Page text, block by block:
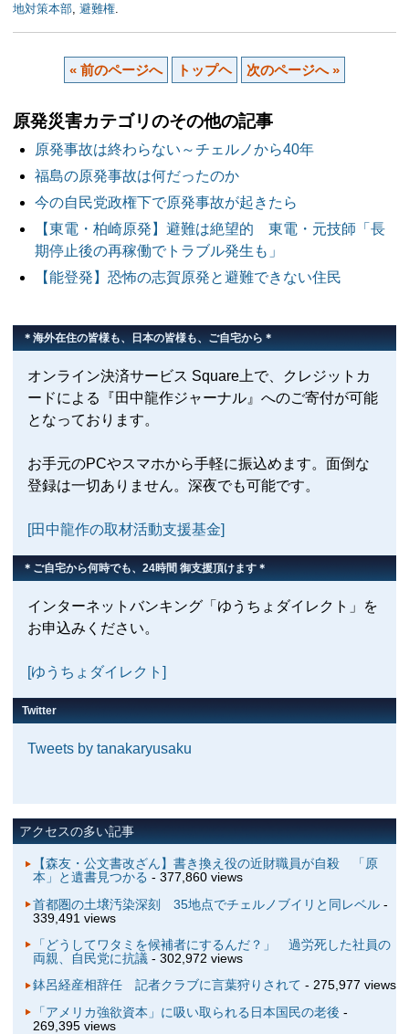
地対策本部 避難権
« 前のページへ トップヘ 次のページへ »
原発災害カテゴリのその他の記事
原発事故は終わらない～チェルノから40年
福島の原発事故は何だったのか
今の自民党政権下で原発事故が起きたら
【東電・柏崎原発】避難は絶望的 東電・元技師「長
期停止後の再稼働でトラブル発生も」
【能登発】恐怖の志賀原発と避難できない住民
＊海外在住の皆様も、日本の皆様も、ご自宅から＊
オンライン決済サービス Square上で、クレジットカ
ードによる『田中龍作ジャーナル』へのご寄付が可能
となっております。
お手元のPCやスマホから手軽に振込めます。面倒な
登録は一切ありません。深夜でも可能です。
[田中龍作の取材活動支援基金]
＊ご自宅から何時でも、24時間 御支援頂けます＊
インターネットバンキング「ゆうちょダイレクト」を
お申込みください。
[ゆうちょダイレクト]
Twitter
Tweets by tanakaryusaku
アクセスの多い記事
【森友・公文書改ざん】書き換え役の近財職員が自殺 「原
本」と遺書見つかる - 377,860 views
首都圏の土壌汚染深刻 35地点でチェルノブイリと同レベル-
339,491 views
「どうしてワタミを候補者にするんだ？」 過労死した社員の
両親、自民党に抗議 - 302,972 views
鉢呂経産相辞任 記者クラブに言葉狩りされて - 275,977 views
「アメリカ強欲資本」に吸い取られる日本国民の老後 -
269,395 views